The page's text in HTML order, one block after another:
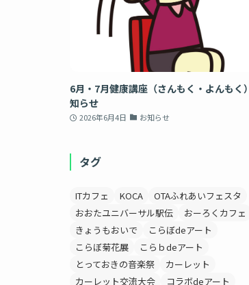
6月・7月健康講座（さんもく・よんもく
知らせ
2026年6月4日 お知らせ
タグ
ITカフェ KOCA
OTAふれあいフェスタ
おおたユニバーサル駅伝
おーろくカフェ
きょうもおいで
こらぼdeアート
こらぼ菊花展
こらｂdeアート
とっておきの音楽祭
カーレット
カーレット交流大会
コラボdeアート